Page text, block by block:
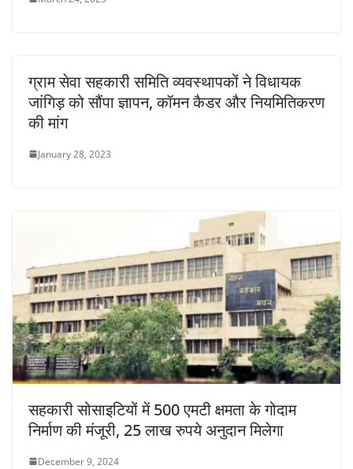
ग्राम सेवा सहकारी समिति व्यवस्थापकों ने विधायक
जांगिड़ को सौंपा ज्ञापन, कॉमन कैडर और नियमितिकरण
की मांग
January 28, 2023
सहकारी सोसाइटियों में 500 एमटी क्षमता के गोदाम
निर्माण की मंजूरी, 25 लाख रुपये अनुदान मिलेगा
December 9, 2024